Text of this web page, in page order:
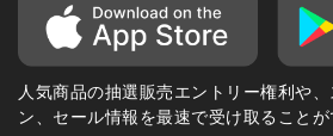
人気商品の抽選販売エントリー権利や
ン、セール情報を最速で受け取ることが